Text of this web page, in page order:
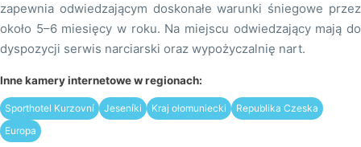
zapewnia odwiedzającym doskonałe warunki śniegowe przez
około 5–6 miesięcy w roku. Na miejscu odwiedzający mają do
dyspozycji serwis narciarski oraz wypożyczalnię nart.
Inne kamery internetowe w regionach:
Sporthotel Kurzovní Jeseníki Kraj ołomuniecki
Republika Czeska
Europa